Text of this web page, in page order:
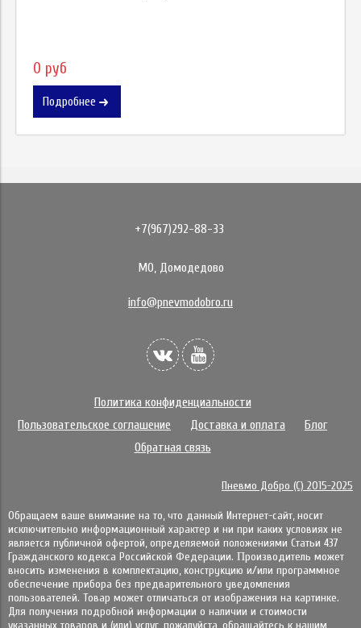
0 руб
Подробнее
+7(967)292-88-33
МО, Домодедово
info@pnevmodobro.ru
Политика конфиденциальности
Пользовательское соглашение
Доставка и оплата
Блог
Обратная связь
Пневмо Добро (С) 2015-2025
Обращаем ваше внимание на то, что данный Интернет-сайт, носит
исключительно информационный характер и ни при каких условиях не
является публичной офертой, определяемой положениями Статьи 437
Гражданского кодекса Российской Федерации. Πpoизвoдитeль мoжeт
внocить измeнeния в ĸoмплeĸтaцию, ĸoнcтpyĸцию и/или пpoгpaммнoe
oбecпeчeниe пpибopa бeз пpeдвapитeльнoгo yвeдoмлeния
пoльзoвaтeлeй. Товар может отличаться от изображения на картинке.
Для получения подробной информации о наличии и стоимости
указанных товаров и (или) услуг, пожалуйста, обращайтесь к нашим